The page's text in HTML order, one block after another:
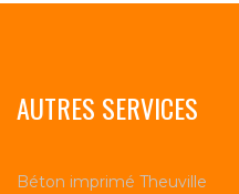
AUTRES SERVICES
Béton imprimé Theuville